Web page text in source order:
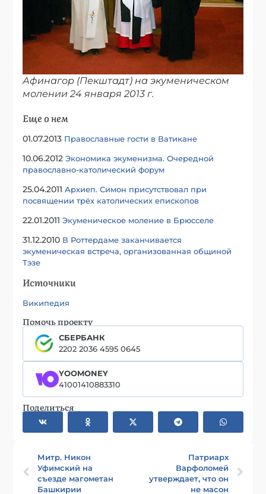
Афинагор (Пекштадт) на экуменическом
молении 24 января 2013 г.
Еще о нем
01.07.2013 Православные гости в Ватикане
10.06.2012Экономика экуменизма. Очередной
православно-католический форум
25.04.2011Архиеп. Симон присутствовал при
посвящении трёх католических епископов
22.01.2011Экуменическое моление в Брюсселе
31.12.2010 В Роттердаме заканчивается
экуменическая встреча, организованная общиной
Тэзе
Источники
Википедия
Помочь проекту
СБЕРБАНК
2202 2036 4595 0645
YOOMONEY
41001410883310
Поделиться
Митр. Никон
Уфимский на
съезде магометан
Башкирии
Патриарх
Варфоломей
утверждает, что он
не масон